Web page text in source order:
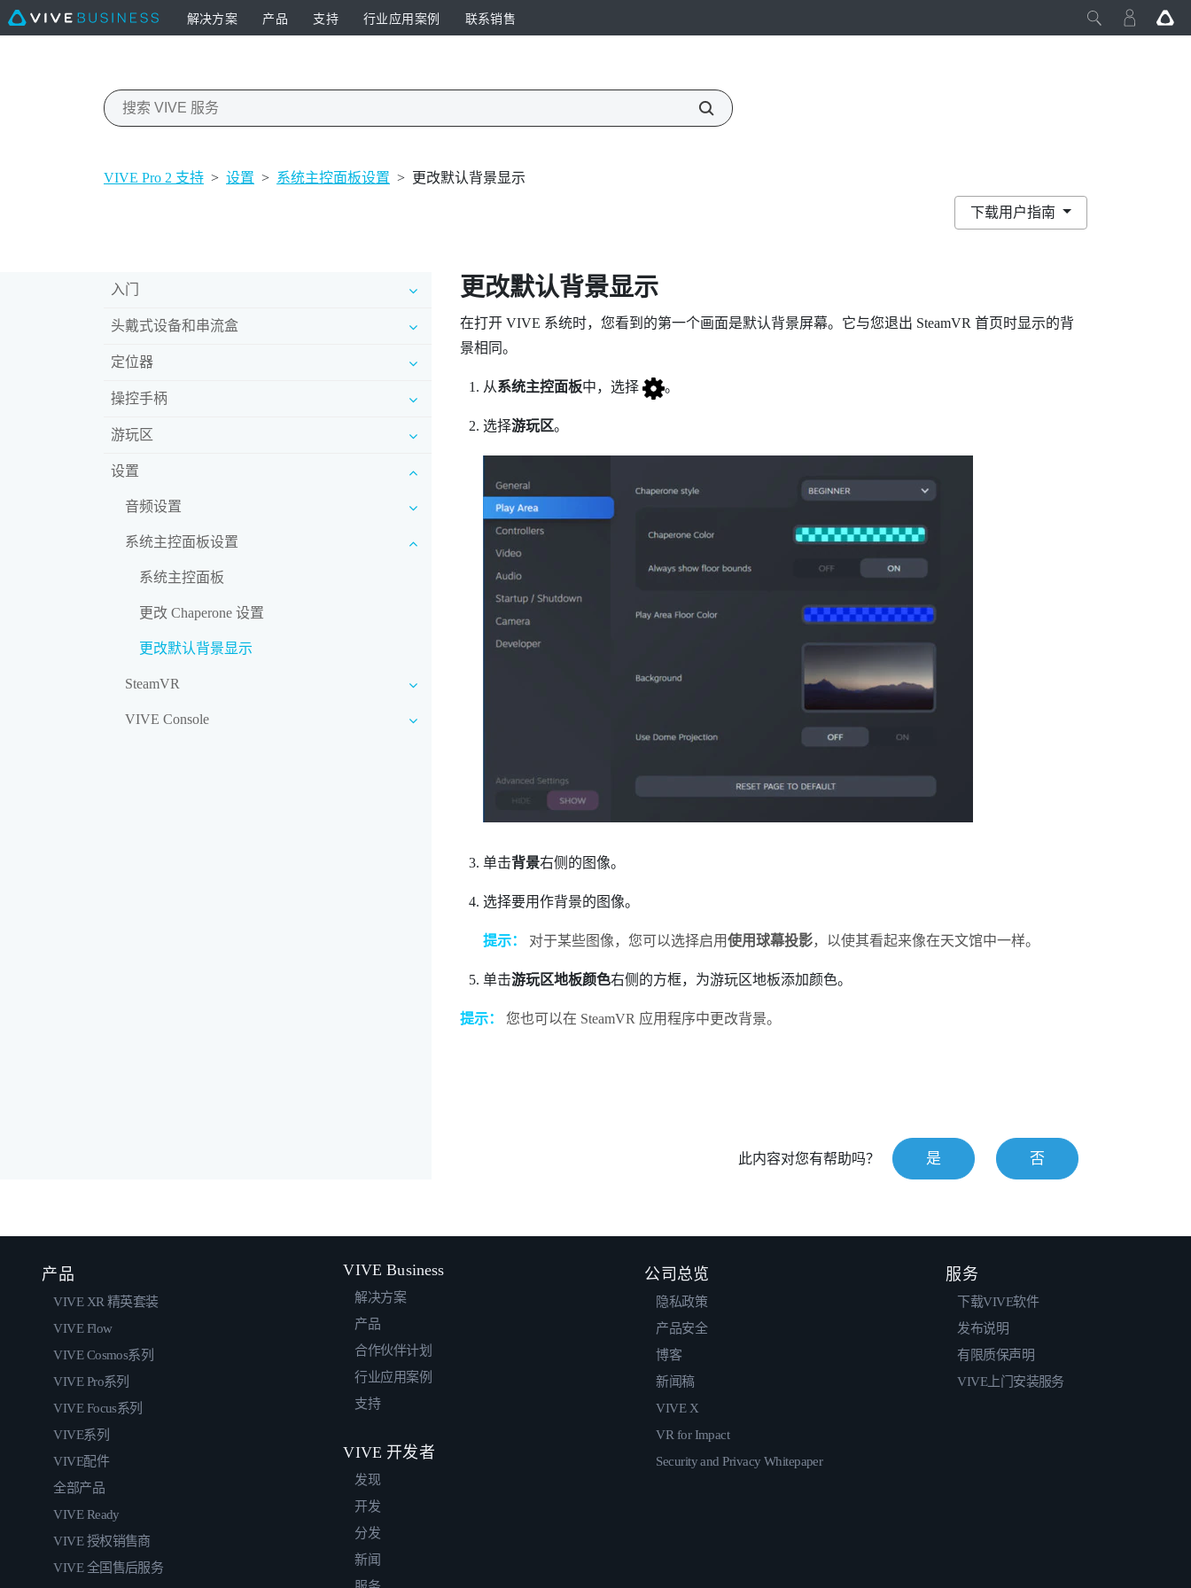
解决方案 产品 支持 行业应用案例 联系销售
VIVE Pro 2 支持 > 设置 > 系统主控面板设置 > 更改默认背景显示
下载用户指南
入门
头戴式设备和串流盒
定位器
操控手柄
游玩区
设置
音频设置
系统主控面板设置
系统主控面板
更改 Chaperone 设置
更改默认背景显示
SteamVR
VIVE Console
更改默认背景显示
在打开 VIVE 系统时，您看到的第一个画面是默认背景屏幕。它与您退出 SteamVR 首页时显示的背
景相同。
从系统主控面板中，选择 。
选择游玩区。
单击背景右侧的图像。
选择要用作背景的图像。
提示： 对于某些图像，您可以选择启用使用球幕投影，以使其看起来像在天文馆中一样。
单击游玩区地板颜色右侧的方框，为游玩区地板添加颜色。
提示： 您也可以在 SteamVR 应用程序中更改背景。
此内容对您有帮助吗？ 是 否
产品
VIVE XR 精英套装
VIVE Flow
VIVE Cosmos系列
VIVE Pro系列
VIVE Focus系列
VIVE系列
VIVE配件
全部产品
VIVE Ready
VIVE 授权销售商
VIVE 全国售后服务
VIVE Business
解决方案
产品
合作伙伴计划
行业应用案例
支持
VIVE 开发者
发现
开发
分发
新闻
公司总览
隐私政策
产品安全
博客
新闻稿
VIVE X
VR for Impact
Security and Privacy Whitepaper
服务
下载VIVE软件
发布说明
有限质保声明
VIVE上门安装服务